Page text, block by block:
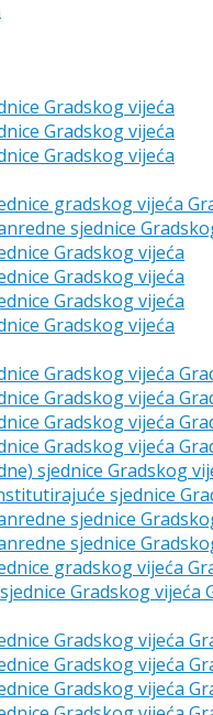
Gradskog vijeća
Gradskog vijeća
Gradskog vijeća
gradskog vijeća
sjednice
Gradskog vijeća
Gradskog vijeća
Gradskog vijeća
Gradskog vijeća
Gradskog vijeća
Gradskog vijeća
Gradskog vijeća
Gradskog vijeća
sjednice Gradskog
sjednice
sjednice
sjednice
gradskog vijeća
Gradskog vijeća
Gradskog vijeća
Gradskog vijeća
Gradskog vijeća